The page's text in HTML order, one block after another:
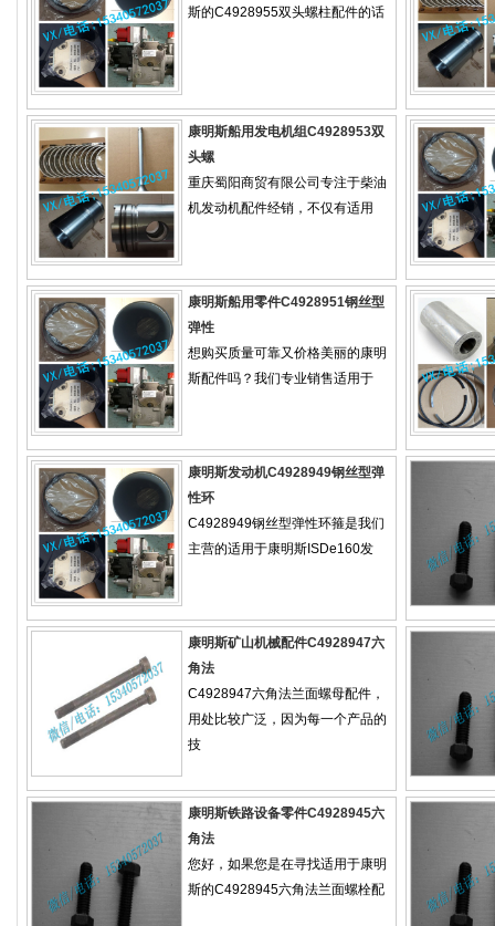
斯的C4928955双头螺柱配件的话
康明斯船用发电机组C4928953双
头螺
重庆蜀阳商贸有限公司专注于柴油
机发动机配件经销，不仅有适用
康明斯船用零件C4928951钢丝型
弹性
想购买质量可靠又价格美丽的康明
斯配件吗？我们专业销售适用于
康明斯发动机C4928949钢丝型弹
性环
C4928949钢丝型弹性环箍是我们
主营的适用于康明斯ISDe160发
康明斯矿山机械配件C4928947六
角法
C4928947六角法兰面螺母配件，
用处比较广泛，因为每一个产品的
技
康明斯铁路设备零件C4928945六
角法
您好，如果您是在寻找适用于康明
斯的C4928945六角法兰面螺栓配